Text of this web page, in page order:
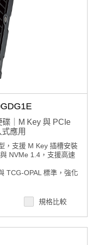
｜M Key 與 PCIe
應用
，支援 M Key 插槽安裝
NVMe 1.4，支援高速
TCG-OPAL 標準，強化
型負載優化
長時間運作效能穩定
工具，簡化監控與操作
劃 / 交期確認
規格比較